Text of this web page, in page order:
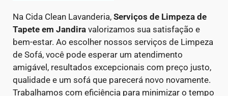
Na Cida Clean Lavanderia, Serviços de Limpeza de
Tapete em Jandira valorizamos sua satisfação e
bem-estar. Ao escolher nossos serviços de Limpeza
de Sofá, você pode esperar um atendimento
amigável, resultados excepcionais com preço justo,
qualidade e um sofá que parecerá novo novamente.
Trabalhamos com eficiência para minimizar o tempo